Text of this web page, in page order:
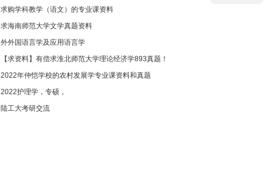
求购学科教学（语文）的专业课资料
求海南师范大学文学真题资料
外外国语言学及应用语言学
【求资料】有偿求淮北师范大学理论经济学893真题！
2022年仲恺学校的农村发展学专业课资料和真题
2022护理学，专硕，
陆工大考研交流